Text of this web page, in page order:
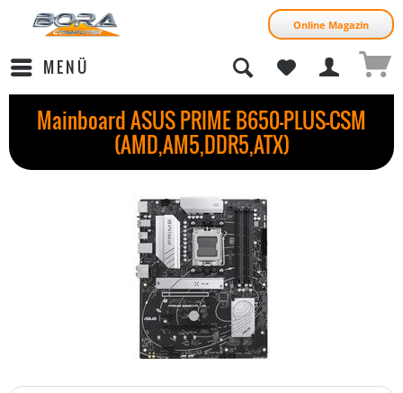
Online Magazin
MENÜ
Mainboard ASUS PRIME B650-PLUS-CSM
(AMD,AM5,DDR5,ATX)